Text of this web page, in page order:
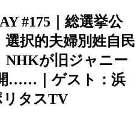
#175｜総選挙公
択的夫婦別姓自民
NHKが旧ジャニー
……｜ゲスト：浜
リタスTV